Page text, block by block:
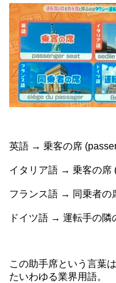
英語 → 乗客の席
イタリア語 → 乗客の席
フランス語 → 同乗者の
ドイツ語 → 運転手の隣
この助手席という言葉
たいわゆる業界用語。